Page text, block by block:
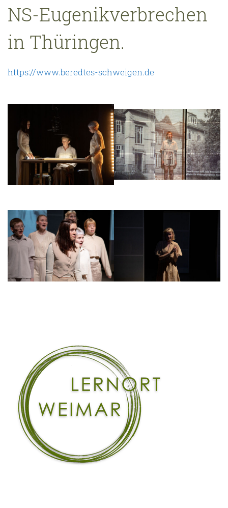
NS-Eugenikverbrechen
in Thüringen.
https://www.beredtes-schweigen.de